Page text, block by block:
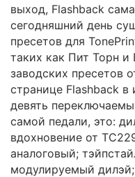
выход, Flashback
сегодняшний день
пресетов для
таких как Пит Торн и
заводских пресетов
странице Flashback в
девять
самой педали, это:
вдохновение от
аналоговый;
модулируемый